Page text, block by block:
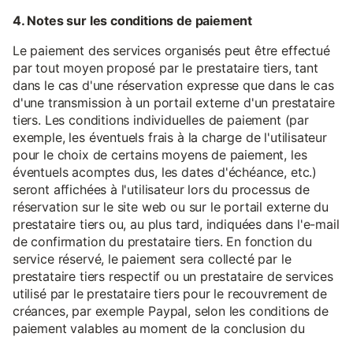
4. Notes sur les conditions de paiement
Le paiement des services organisés peut être effectué
par tout moyen proposé par le prestataire tiers, tant
dans le cas d'une réservation expresse que dans le cas
d'une transmission à un portail externe d'un prestataire
tiers. Les conditions individuelles de paiement (par
exemple, les éventuels frais à la charge de l'utilisateur
pour le choix de certains moyens de paiement, les
éventuels acomptes dus, les dates d'échéance, etc.)
seront affichées à l'utilisateur lors du processus de
réservation sur le site web ou sur le portail externe du
prestataire tiers ou, au plus tard, indiquées dans l'e-mail
de confirmation du prestataire tiers. En fonction du
service réservé, le paiement sera collecté par le
prestataire tiers respectif ou un prestataire de services
utilisé par le prestataire tiers pour le recouvrement de
créances, par exemple Paypal, selon les conditions de
paiement valables au moment de la conclusion du